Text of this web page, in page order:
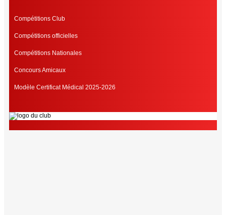
Compétitions Club
Compétitions officielles
Compétitions Nationales
Concours Amicaux
Modèle Certificat Médical 2025-2026